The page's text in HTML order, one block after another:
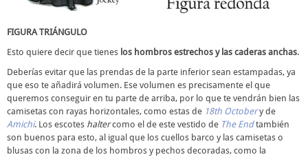
FIGURA TRIÁNGULO
Esto quiere decir que tienes los hombros estrechos y las caderas anchas.
Deberías evitar que las prendas de la parte inferior sean estampadas, ya
que eso te añadirá volumen. Ese volumen es precisamente el que
queremos conseguir en tu parte de arriba, por lo que te vendrán bien las
camisetas con rayas horizontales, como estas de 18th Octobery de
Amichi. Los escotes haltercomo el de este vestido de The Endtambién
son buenos para esto, al igual que los cuellos barco y las camisetas o
blusas con la zona de los hombros y pechos decoradas, como la